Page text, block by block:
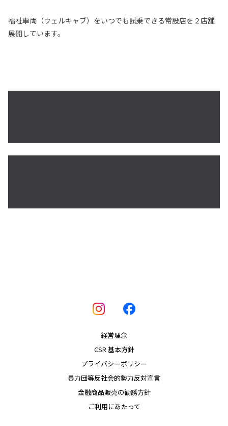
福祉車両（ウェルキャブ）をいつでも試乗できる常設店を２店舗
展開しています。
経営理念
CSR 基本方針
プライバシーポリシー
暴力団等反社会的勢力反対宣言
金融商品販売の勧誘方針
ご利用にあたって